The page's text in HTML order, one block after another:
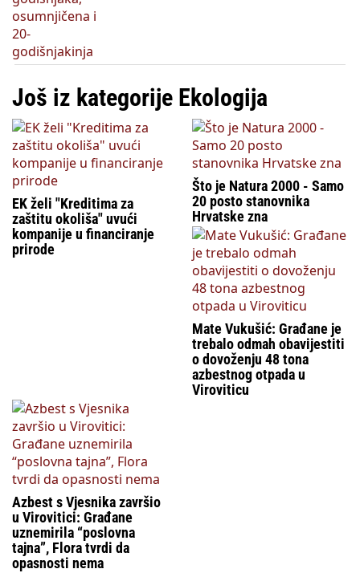
Još iz kategorije Ekologija
EK želi "Kreditima za
zaštitu okoliša" uvući
kompanije u financiranje
prirode
Što je Natura 2000 - Samo
20 posto stanovnika
Hrvatske zna
Mate Vukušić: Građane je
trebalo odmah obavijestiti
o dovoženju 48 tona
azbestnog otpada u
Viroviticu
Azbest s Vjesnika završio
u Virovitici: Građane
uznemirila “poslovna
tajna”, Flora tvrdi da
opasnosti nema